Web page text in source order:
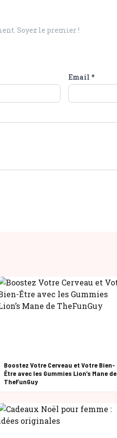
Soyez le premier !
Email *
Boostez Votre Cerveau et Votre Bien-
Être avec les Gummies Lion’s Mane de
TheFunGuy